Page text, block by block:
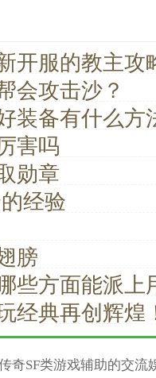
开服的教主攻
会攻击沙？
装备有什么方
害吗
勋章
经验
膀
些方面能派上
经典再创辉煌
奇SF类游戏辅助的交